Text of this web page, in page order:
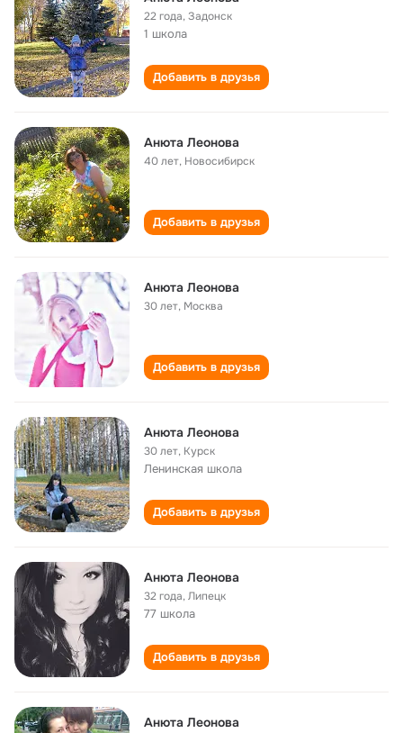
22 года,Задонск
1 школа
Добавить в друзья
Анюта Леонова
40 лет, Новосибирск
Добавить в друзья
Анюта Леонова
30 лет, Москва
Добавить в друзья
Анюта Леонова
30 лет, Курск
Ленинская школа
Добавить в друзья
Анюта Леонова
32 года,Липецк
77 школа
Добавить в друзья
Анюта Леонова